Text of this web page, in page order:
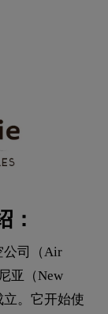
：
公司（Air
亚（New
立。它开始使